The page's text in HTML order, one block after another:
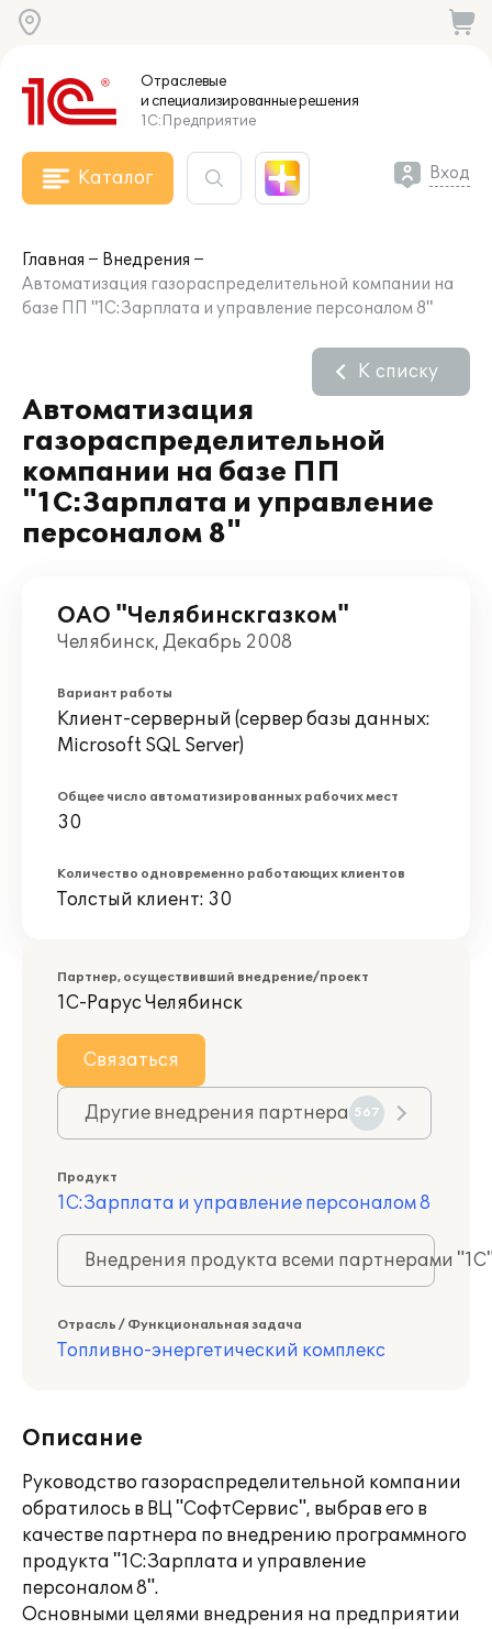
Отраслевые
и специализированныерешения
1С:Предприятие
Каталог Вход
Главная
Внедрения
Автоматизация газораспределительной компании на
базе ПП "1С:Зарплата и управление персоналом 8"
Автоматизация
газораспределительной
компании на базе ПП
"1С:Зарплата и управление
персоналом 8"
К списку
ОАО "Челябинскгазком"
Челябинск, Декабрь 2008
Вариант работы
Клиент-серверный (сервер базы данных:
Microsoft SQL Server)
Общее число автоматизированных рабочих мест
30
Количество одновременно работающих клиентов
Толстый клиент: 30
Партнер, осуществивший внедрение/проект
1С-Рарус Челябинск
Связаться
Другие внедрения партнера 567
Продукт
1С:Зарплата и управление персоналом 8
Внедрения продукта всеми партнерами
Отрасль / Функциональная задача
Топливно-энергетический комплекс
Описание
Руководство газораспределительной компании
обратилось в ВЦ "СофтСервис", выбрав его в
качестве партнера по внедрению программного
продукта "1С:Зарплата и управление
персоналом 8".
Основными целями внедрения на предприятии